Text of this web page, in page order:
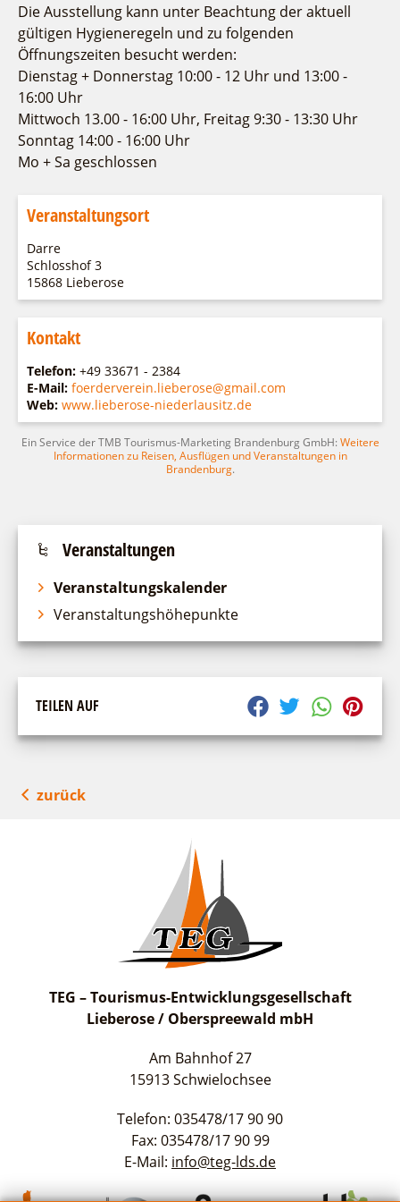
Einkaufen
Gruppen
Fremdenverkehrsvereine
Ludwig Leichhardt
Kahnfahrten
Fahrgastschiff
Campingplatz Jessern
Wirtschaftsförderung
Regionalentwicklung
SPOT
Bürgerbus
Naturwelt Lieberoser Heide
Q-Gemeinde Schwielochsee
Mein Brandenburg – Infostelen
Unternehmensbetreuung
ILB
Service
Über uns
Team
Aktuelles
Warenkorb
Die Ausstellung kann unter Beachtung der aktuell
gültigen Hygieneregeln und zu folgenden
Öffnungszeiten besucht werden:
Dienstag + Donnerstag 10:00 - 12 Uhr und 13:00 -
16:00 Uhr
Mittwoch 13.00 - 16:00 Uhr, Freitag 9:30 - 13:30 Uhr
Sonntag 14:00 - 16:00 Uhr
Mo + Sa geschlossen
Veranstaltungsort
Darre
Schlosshof 3
15868 Lieberose
Kontakt
Telefon: +49 33671 - 2384
E-Mail: foerderverein.lieberose@gmail.com
Web: www.lieberose-niederlausitz.de
Ein Service der TMB Tourismus-Marketing Brandenburg GmbH:Weitere
Informationen zu Reisen, Ausflügen und Veranstaltungen in
Brandenburg.
Veranstaltungen
Veranstaltungskalender
Veranstaltungshöhepunkte
TEILEN AUF
zurück
TEG – Tourismus-Entwicklungsgesellschaft
Lieberose / Oberspreewald mbH
Am Bahnhof 27
15913 Schwielochsee
Telefon: 035478/17 90 90
Fax: 035478/17 90 99
E-Mail: info@teg-lds.de